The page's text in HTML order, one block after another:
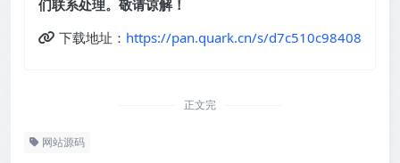
们联系处理。敬请谅解！
下载地址： https://pan.quark.cn/s/d7c510c98408
正文完
网站源码